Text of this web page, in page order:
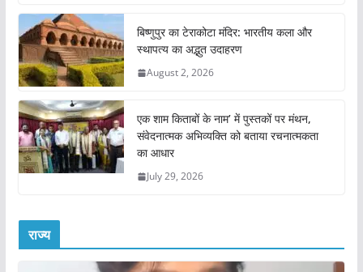
बिष्णुपुर का टेराकोटा मंदिर: भारतीय कला और
स्थापत्य का अद्भुत उदाहरण
August 2, 2026
एक शाम किताबों के नाम’ में पुस्तकों पर मंथन,
संवेदनात्मक अभिव्यक्ति को बताया रचनात्मकता
का आधार
July 29, 2026
राज्य